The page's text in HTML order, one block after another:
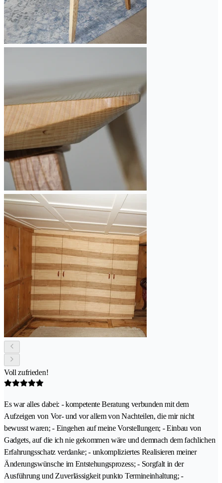
Voll zufrieden!
Es war alles dabei: - kompetente Beratung verbunden mit dem
Aufzeigen von Vor- und vor allem von Nachteilen, die mir nicht
bewusst waren; - Eingehen auf meine Vorstellungen; - Einbau von
Gadgets, auf die ich nie gekommen wäre und demnach dem fachlichen
Erfahrungsschatz verdanke; - unkompliziertes Realisieren meiner
Änderungswünsche im Entstehungsprozess; - Sorgfalt in der
Ausführung und Zuverlässigkeit punkto Termineinhaltung; -